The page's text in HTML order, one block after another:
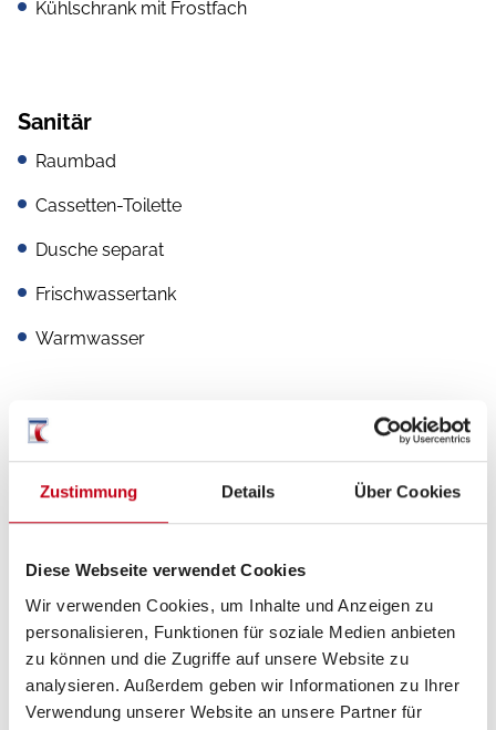
Zustimmung Details Über Cookies
Diese Webseite verwendet Cookies
Wir verwenden Cookies, um Inhalte und Anzeigen zu
personalisieren, Funktionen für soziale Medien anbieten
zu können und die Zugriffe auf unsere Website zu
analysieren. Außerdem geben wir Informationen zu Ihrer
Verwendung unserer Website an unsere Partner für
Kühlschrank mit Frostfach
Sanitär
Raumbad
Cassetten-Toilette
Dusche separat
Frischwassertank
Warmwasser
Gas
Gasaußensteckdose
Gasumschaltanlage automatisch
Gasstandsfernanzeige mit Eis-EX